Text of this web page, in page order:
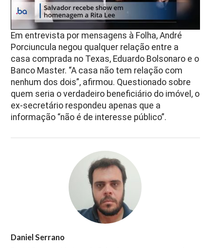
Em entrevista por mensagens à Folha, André
Porciuncula negou qualquer relação entre a
casa comprada no Texas, Eduardo Bolsonaro e o
Banco Master. “A casa não tem relação com
nenhum dos dois”, afirmou. Questionado sobre
quem seria o verdadeiro beneficiário do imóvel, o
ex-secretário respondeu apenas que a
informação “não é de interesse público”.
Daniel Serrano